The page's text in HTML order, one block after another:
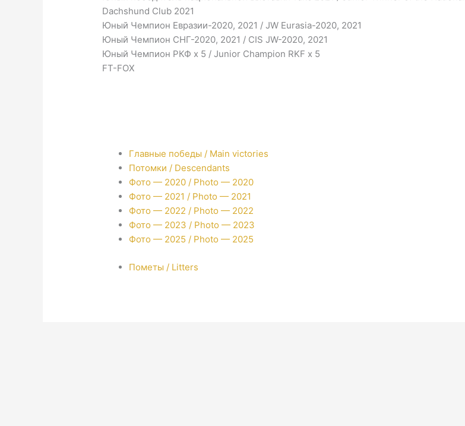
Dachshund Club 2021
Юный Чемпион Евразии-2020, 2021 / JW Eurasia-2020, 2021
Юный Чемпион СНГ-2020, 2021 / CIS JW-2020, 2021
Юный Чемпион РКФ x 5 / Junior Champion RKF x 5
FT-FOX
Главные победы / Main victories
Потомки / Descendants
Фото — 2020 / Photo — 2020
Фото — 2021 / Photo — 2021
Фото — 2022 / Photo — 2022
Фото — 2023 / Photo — 2023
Фото — 2025 / Photo — 2025
Пометы / Litters